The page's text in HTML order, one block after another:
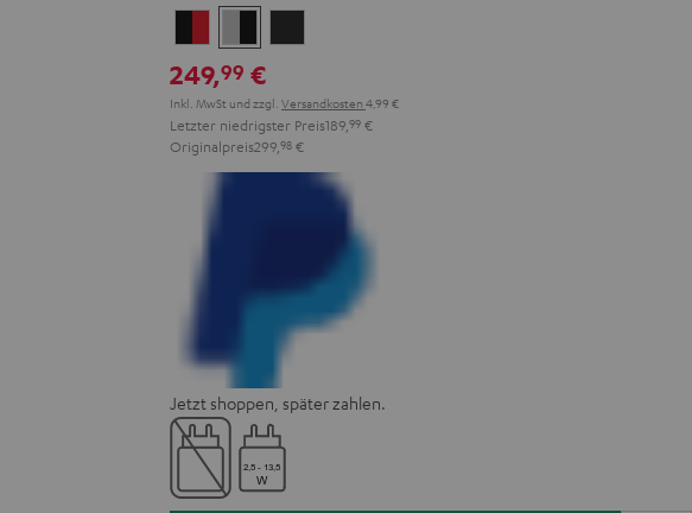
&
Red
&
Black
249,99 €
Inkl. MwSt und zzgl. Versandkosten 4,99 €
Letzter niedrigster Preis189, 99 €
Originalpreis299, 98 €
Jetzt shoppen, später zahlen.